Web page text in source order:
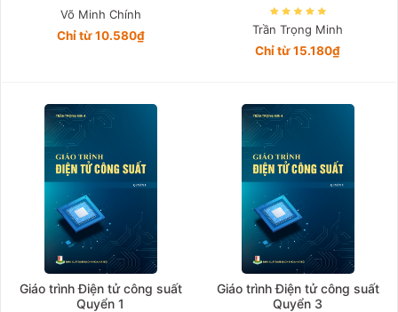
Võ Minh Chính
Chỉ từ 10.580₫
Trần Trọng Minh
Chỉ từ 15.180₫
Giáo trình Điện tử công suất
Quyển 1
Giáo trình Điện tử công suất
Quyển 3